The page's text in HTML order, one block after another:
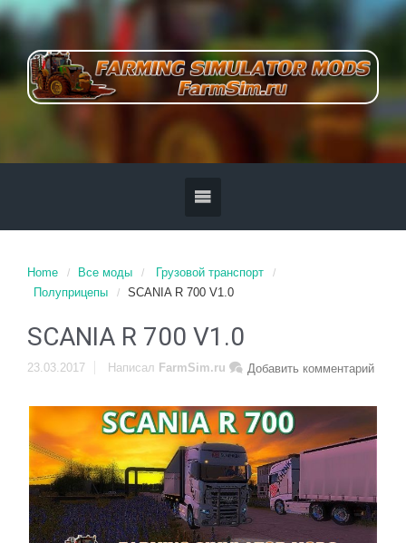
Home Все моды
Грузовой транспорт
Полуприцепы
SCANIA R 700 V1.0
SCANIA R 700 V1.0
23.03.2017 Добавить комментарий
Написал FarmSim.ru